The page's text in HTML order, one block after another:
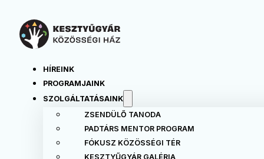
HÍREINK
PROGRAMJAINK
SZOLGÁLTATÁSAINK
ZSENDÜLŐ TANODA
PADTÁRS MENTOR PROGRAM
FÓKUSZ KÖZÖSSÉGI TÉR
KESZTYŰGYÁR GALÉRIA